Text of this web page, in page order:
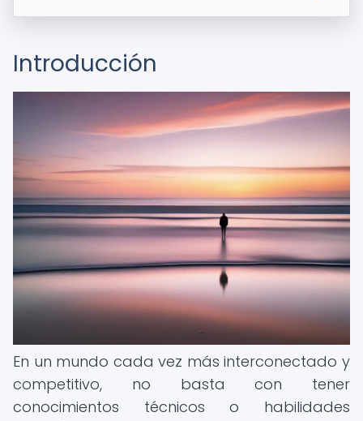
Introducción
En un mundo cada vez más interconectado y
competitivo, no basta con tener
conocimientos técnicos o habilidades